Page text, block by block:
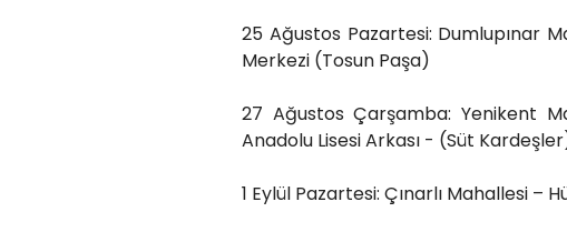
25 Ağustos Pazartesi: Dumlupınar
Merkezi (Tosun Paşa)
27 Ağustos Çarşamba: Yenikent
Anadolu Lisesi Arkası - (Süt
1 Eylül Pazartesi: Çınarlı Mahallesi –